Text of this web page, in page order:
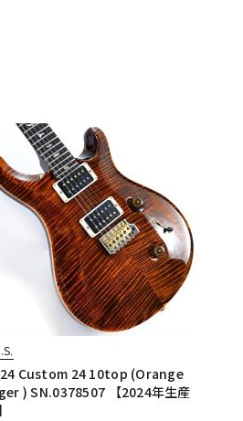
Custom 24 10top (Orange
) SN.0378507 【2024年生産